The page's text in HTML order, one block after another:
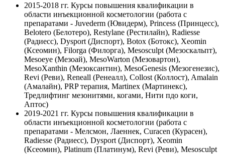
2015-2018 гг. Курсы повышения квалификации в
области инъекционной косметологии (работа с
препаратами - Juvederm (Ювидерм), Princess (Принцесс),
Belotero (Белотеро), Restylane (Рестилайн), Radiesse
(Радиесс), Dysport (Диспорт), Botox (Ботокс), Xeomin
(Ксеомин), Filorga (Филорга), Mesosculpt (Мезоскальпт),
Mesoeye (Мезоай), MesoWarton (Мезовартон),
MesoXanthin (Мезоксантин), MesoGenesis (Мезогенезис),
Revi (Реви), Reneall (Ренеалл), Collost (Коллост), Amalain
(Амалайн), PRP терапия, Martinex (Мартинекс),
Тредлифтинг мезонитями, когами, Нити пдо коги,
Аптос)
2019-2021 гг. Курсы повышения квалификации в
области инъекционной косметологии (работа с
препаратами - Мелсмон, Лаеннек, Curacen (Курасен),
Radiesse (Радиесс), Dysport (Диспорт), Xeomin
(Ксеомин), Platinum (Платинум), Revi (Реви), Mesosculpt